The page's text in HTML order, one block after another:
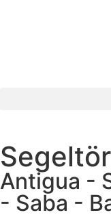
Antigua -
- Saba -